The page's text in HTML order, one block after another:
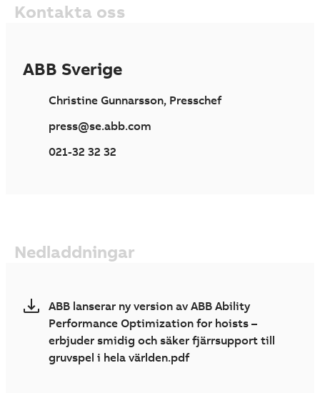
Kontakta oss
ABB Sverige
Christine Gunnarsson, Presschef
press@se.abb.com
021-32 32 32
Nedladdningar
ABB lanserar ny version av ABB Ability
Performance Optimization for hoists –
erbjuder smidig och säker fjärrsupport till
gruvspel i hela världen.pdf